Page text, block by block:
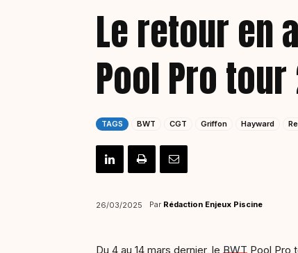
Le retour en
Pool Pro tour
TAGS BWT CGT Griffon Hayward
26/03/2025 Par Rédaction Enjeux Piscine
Du 4 au 14 mars dernier, le BWT Pool Pro